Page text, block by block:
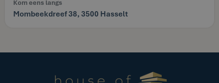
Kom eens langs
Mombeekdreef 38, 3500 Hasselt